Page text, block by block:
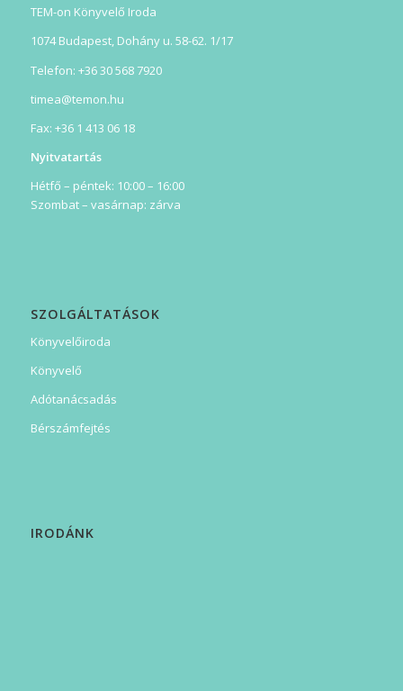
TEM-on Könyvelő Iroda
1074 Budapest, Dohány u. 58-62. 1/17
Telefon: +36 30 568 7920
timea@temon.hu
Fax: +36 1 413 06 18
Nyitvatartás
Hétfő – péntek: 10:00 – 16:00
Szombat – vasárnap: zárva
SZOLGÁLTATÁSOK
Könyvelőiroda
Könyvelő
Adótanácsadás
Bérszámfejtés
IRODÁNK